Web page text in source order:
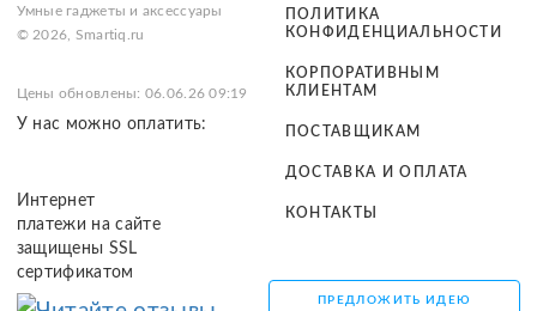
Умные гаджеты и аксессуары
© 2026, Smartiq.ru
Цены обновлены: 06.06.26 09:19
У нас можно оплатить:
Интернет
платежи на сайте
защищены SSL
сертификатом
ПОЛИТИКА
КОНФИДЕНЦИАЛЬНОСТИ
КОРПОРАТИВНЫМ
КЛИЕНТАМ
ПОСТАВЩИКАМ
ДОСТАВКА И ОПЛАТА
КОНТАКТЫ
ПРЕДЛОЖИТЬ ИДЕЮ